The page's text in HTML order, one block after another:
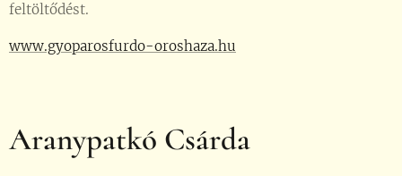
feltöltődést.
www.gyoparosfurdo-oroshaza.hu
Aranypatkó Csárda